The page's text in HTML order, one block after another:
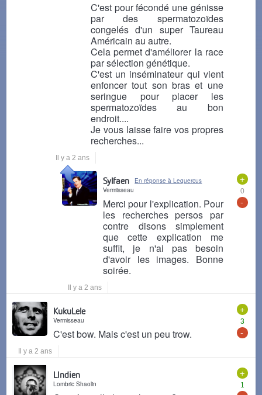
C'est pour fécondé une génisse
par des spermatozoïdes
congelés d'un super Taureau
Américain au autre.
Cela permet d'améliorer la race
par sélection génétique.
C'est un inséminateur qui vient
enfoncer tout son bras et une
seringue pour placer les
spermatozoïdes au bon
endroit....
Je vous laisse faire vos propres
recherches...
Il y a 2 ans
+
0
-
Sylfaen
En réponse à Lequercus
Vermisseau
Merci pour l'explication. Pour
les recherches persos par
contre disons simplement
que cette explication me
suffit, je n'ai pas besoin
d'avoir les images. Bonne
soirée.
Il y a 2 ans
+
3
-
KukuLele
Vermisseau
C'est bow. Mais c'est un peu trow.
Il y a 2 ans
+
1
LIndien
Lombric Shaolin